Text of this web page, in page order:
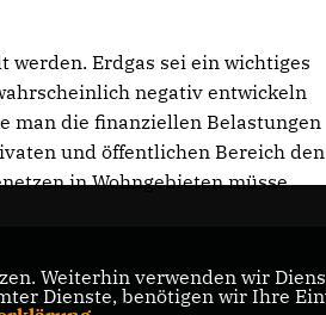
werden. Erdgas sei ein wichtiges
negativ entwickeln
man die finanziellen Belastungen
und öffentlichen Bereich den
in Wohngebieten müsse
Weiterhin verwenden wir
Dienste, benötigen wir Ihre